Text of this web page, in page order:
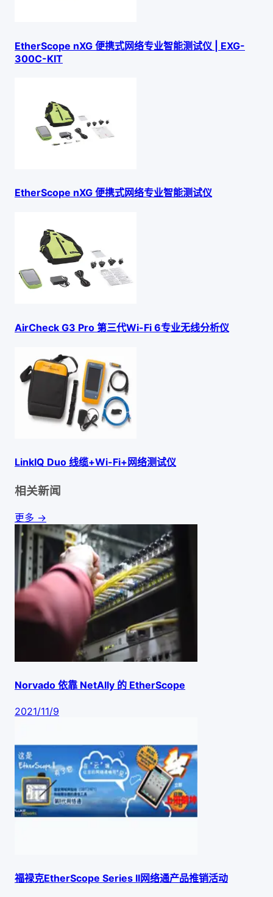
EtherScope nXG 便携式网络专业智能测试仪 | EXG-
300C-KIT
EtherScope nXG 便携式网络专业智能测试仪
AirCheck G3 Pro 第三代Wi-Fi 6专业无线分析仪
LinkIQ Duo 线缆+Wi-Fi+网络测试仪
相关新闻
更多 →
Norvado 依靠 NetAlly 的 EtherScope
2021/11/9
福禄克EtherScope Series II网络通产品推销活动